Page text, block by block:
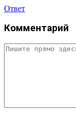
Ответ
Комментарий